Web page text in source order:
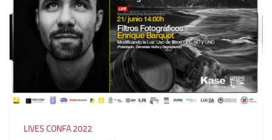
LIVES CONFA 2022